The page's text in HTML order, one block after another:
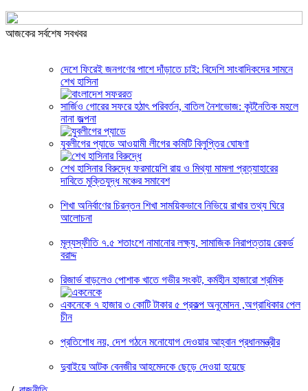
আজকের সর্বশেষ সবখবর
দেশে ফিরেই জনগণের পাশে দাঁড়াতে চাই: বিদেশি সাংবাদিকদের সামনে
শেখ হাসিনা
সার্জিও গোরের সফরে হঠাৎ পরিবর্তন, বাতিল নৈশভোজ: কূটনৈতিক মহলে
নানা জল্পনা
যুবলীগের প্যাডে আওয়ামী লীগের কমিটি বিলুপ্তির ঘোষণা
শেখ হাসিনার বিরুদ্ধে ফরমায়েশি রায় ও মিথ্যা মামলা প্রত্যাহারের
দাবিতে মুক্তিযুদ্ধ মঞ্চের সমাবেশ
শিখা অনির্বাণের চিরন্তন শিখা সাময়িকভাবে নিভিয়ে রাখার তথ্য ঘিরে
আলোচনা
মূল্যস্ফীতি ৭.৫ শতাংশে নামানোর লক্ষ্য, সামাজিক নিরাপত্তায় রেকর্ড
বরাদ্দ
রিজার্ভ বাড়লেও পোশাক খাতে গভীর সংকট, কর্মহীন হাজারো শ্রমিক
একনেকে ৭ হাজার ৩ কোটি টাকার ৫ প্রকল্প অনুমোদন ,অগ্রাধিকার পেল
চীন
প্রতিশোধ নয়, দেশ গঠনে মনোযোগ দেওয়ার আহ্বান প্রধানমন্ত্রীর
দুবাইয়ে আটক বেনজীর আহমেদকে ছেড়ে দেওয়া হয়েছে